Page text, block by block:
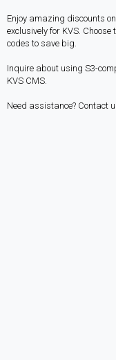
Enjoy amazing discounts
exclusively for KVS.
codes to save big.
Inquire about using S3-
KVS CMS.
Need assistance? Contact